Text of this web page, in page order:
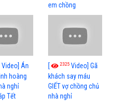
em chồng
Video] Án
hoàng
nghỉ
Tết
[ 2325 Video] Gã
khách say máu
GIẾT vợ chồng chủ
nhà nghỉ